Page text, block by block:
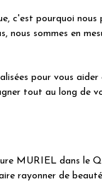
c'est pourquoi
sommes en
pour vous
tout au long de
MURIEL dans le
rayonner de